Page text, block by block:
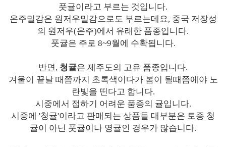
풋귤이라고 부르는 것입니다.
온주밀감은 원저우밀감으로도 부르는데요, 중국 저장성
의 원저우(온주)에서 유래한 품종입니다.
풋귤은 주로 8~9월에 수확됩니다.
반면, 청귤은 제주도의 고유 품종입니다.
겨울이 끝날 때쯤까지 초록색이다가 봄이 될때쯤에야 노
란빛을 띤다고 합니다.
시중에서 접하기 어려운 품종의 귤입니다.
시중에 '청귤'이라고 판매되는 상품들 대부분은 토종 청
귤이 아닌 풋귤이나 영귤인 경우가 많습니다.